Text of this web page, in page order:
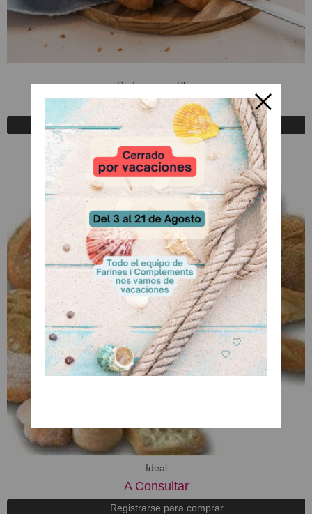
Performance Plus
A Consultar
Registrarse para comprar
​Ideal
A Consultar
Registrarse para comprar